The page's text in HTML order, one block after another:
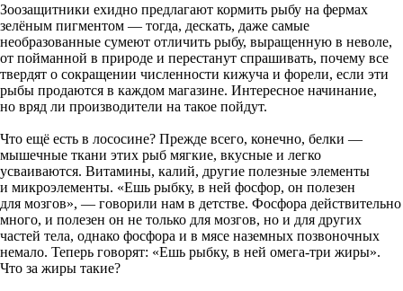
Зоозащитники ехидно предлагают кормить рыбу на фермах
зелёным пигментом — тогда, дескать, даже самые
необразованные сумеют отличить рыбу, выращенную в неволе,
от пойманной в природе и перестанут спрашивать, почему все
твердят о сокращении численности кижуча и форели, если эти
рыбы продаются в каждом магазине. Интересное начинание,
но вряд ли производители на такое пойдут.
Что ещё есть в лососине? Прежде всего, конечно, белки —
мышечные ткани этих рыб мягкие, вкусные и легко
усваиваются. Витамины, калий, другие полезные элементы
и микроэлементы. «Ешь рыбку, в ней фосфор, он полезен
для мозгов», — говорили нам в детстве. Фосфора действительно
много, и полезен он не только для мозгов, но и для других
частей тела, однако фосфора и в мясе наземных позвоночных
немало. Теперь говорят: «Ешь рыбку, в ней омега-три жиры».
Что за жиры такие?